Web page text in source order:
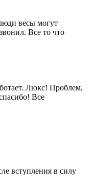
весы могут
Все то что
Люкс! Проблем,
Все
вступления в силу